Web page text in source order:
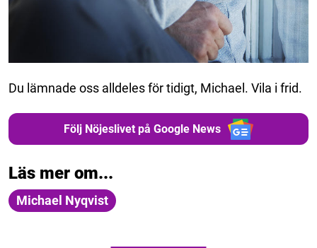
Du lämnade oss alldeles för tidigt, Michael. Vila i frid.
Följ Nöjeslivet på Google News
Läs mer om...
Michael Nyqvist